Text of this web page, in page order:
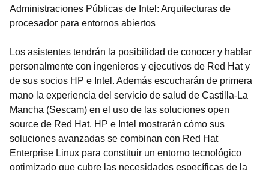
Administraciones Públicas de Intel: Arquitecturas de
procesador para entornos abiertos
Los asistentes tendrán la posibilidad de conocer y hablar
personalmente con ingenieros y ejecutivos de Red Hat y
de sus socios HP e Intel. Además escucharán de primera
mano la experiencia del servicio de salud de Castilla-La
Mancha (Sescam) en el uso de las soluciones open
source de Red Hat. HP e Intel mostrarán cómo sus
soluciones avanzadas se combinan con Red Hat
Enterprise Linux para constituir un entorno tecnológico
optimizado que cubre las necesidades específicas de la